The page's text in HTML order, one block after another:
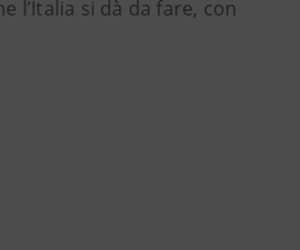
l’Italia si dà da fare, con